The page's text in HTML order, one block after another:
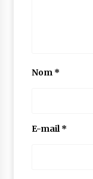
Nom *
E-mail*